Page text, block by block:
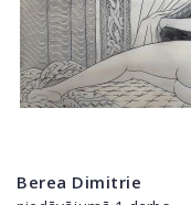
Berea Dimitrie